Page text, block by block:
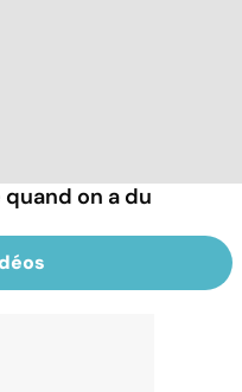
on a du